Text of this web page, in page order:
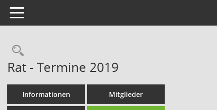
Toggle navigation
Rechercheauswahl
Rat - Termine 2019
Informationen Mitglieder